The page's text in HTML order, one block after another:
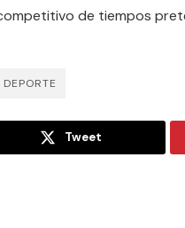
de tiempos
DEPORTE
Tweet